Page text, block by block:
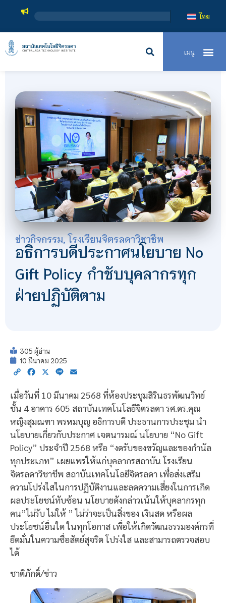
สถาบันเ
ไทย
ข่าวกิจกรรม ,โรงเรียนจิตรลดาวิชาชีพ
อธิการบดีประกาศนโยบาย No
Gift Policy กำชับบุคลากรทุก
ฝ่ายปฏิบัติตาม
305 ผู้อ่าน
10 มีนาคม 2025
Copy Facebook
X Line
เมื่อวันที่ 10 มีนาคม 2568 ที่ห้องประชุมสิรินธรพัฒนวิทย์
ชั้น 4 อาคาร 605 สถาบันเทคโนโลยีจิตรลดา รศ.ดร.คุณ
หญิงสุมณฑา พรหมบุญ อธิการบดี ประธานการประชุม นำ
นโยบายเกี่ยวกับประกาศ เจตนารมณ์ นโยบาย “No Gift
Policy” ประจำปี 2568 หรือ “งดรับของขวัญและของกำนัล
ทุกประเภท” เผยแพร่ให้แก่บุคลากรสถาบัน โรงเรียน
จิตรลดาวิชาชีพ สถาบันเทคโนโลยีจิตรลดา เพื่อส่งเสริม
ความโปร่งใสในการปฏิบัติงานและลดความเสี่ยงในการเกิด
ผลประโยชน์ทับซ้อน นโยบายดังกล่าวเน้นให้บุคลากรทุก
คน”ไม่รับ ไม่ให้ ” ไม่ว่าจะเป็นสิ่งของ เงินสด หรือผล
ประโยชน์อื่นใด ในทุกโอกาส เพื่อให้เกิดวัฒนธรรมองค์กรที่
ยึดมั่นในความซื่อสัตย์สุจริต โปร่งใส และสามารถตรวจสอบ
ได้
ชาติภักดิ์/ข่าว